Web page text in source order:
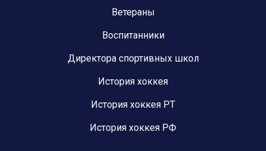
Ветераны
Воспитанники
Директора спортивных школ
История хоккея
История хоккея РТ
История хоккея РФ